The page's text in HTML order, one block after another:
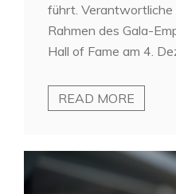
führt. Verantwortliche
Rahmen des Gala-
Hall of Fame am 4.
READ MORE